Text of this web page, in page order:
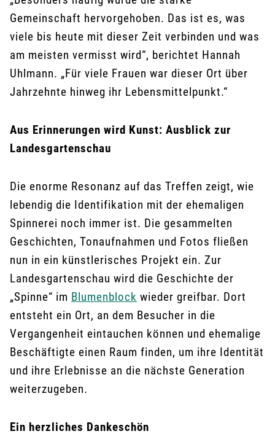
Gemeinschaft hervorgehoben. Das ist es, was
viele bis heute mit dieser Zeit verbinden und was
am meisten vermisst wird“, berichtet Hannah
Uhlmann. „Für viele Frauen war dieser Ort über
Jahrzehnte hinweg ihr Lebensmittelpunkt.“
Aus Erinnerungen wird Kunst: Ausblick zur
Landesgartenschau
Die enorme Resonanz auf das Treffen zeigt, wie
lebendig die Identifikation mit der ehemaligen
Spinnerei noch immer ist. Die gesammelten
Geschichten, Tonaufnahmen und Fotos fließen
nun in ein künstlerisches Projekt ein. Zur
Landesgartenschau wird die Geschichte der
„Spinne“ im Blumenblock wieder greifbar. Dort
entsteht ein Ort, an dem Besucher in die
Vergangenheit eintauchen können und ehemalige
Beschäftigte einen Raum finden, um ihre Identität
und ihre Erlebnisse an die nächste Generation
weiterzugeben.
Ein herzliches Dankeschön